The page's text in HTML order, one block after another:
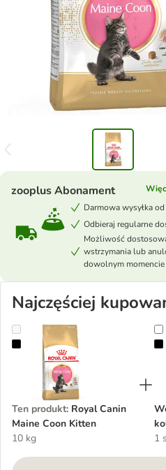
zooplus Abonament
Darmowa wysyłka od
Odbieraj regularne
Możliwość
wstrzymania lub
dowolnym momencie
Najczęściej
Royal Canin Maine Coon Kitten
Ten produkt: Royal Canin
Maine Coon Kitten
10 kg
1